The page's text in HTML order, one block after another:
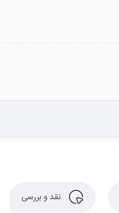
نقد و بررسی